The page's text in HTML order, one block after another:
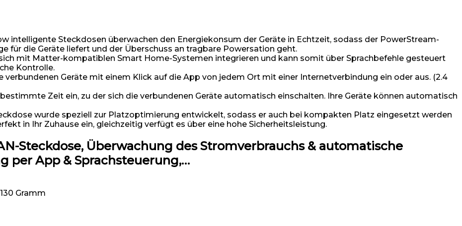
intelligente Steckdosen überwachen den Energiekonsum der Geräte in Echtzeit, sodass der PowerStream-
für die Geräte liefert und der Überschuss an tragbare Powersation geht.
sich mit Matter-kompatiblen Smart Home-Systemen integrieren und kann somit über Sprachbefehle gesteuert
Kontrolle.
verbundenen Geräte mit einem Klick auf die App von jedem Ort mit einer Internetverbindung ein oder aus. (2.4
bestimmte Zeit ein, zu der sich die verbundenen Geräte automatisch einschalten. Ihre Geräte können automatisch
wurde speziell zur Platzoptimierung entwickelt, sodass er auch bei kompakten Platz eingesetzt werden
in Ihr Zuhause ein, gleichzeitig verfügt es über eine hohe Sicherheitsleistung.
Steckdose, Überwachung des Stromverbrauchs & automatische
per App & Sprachsteuerung,…
Gramm